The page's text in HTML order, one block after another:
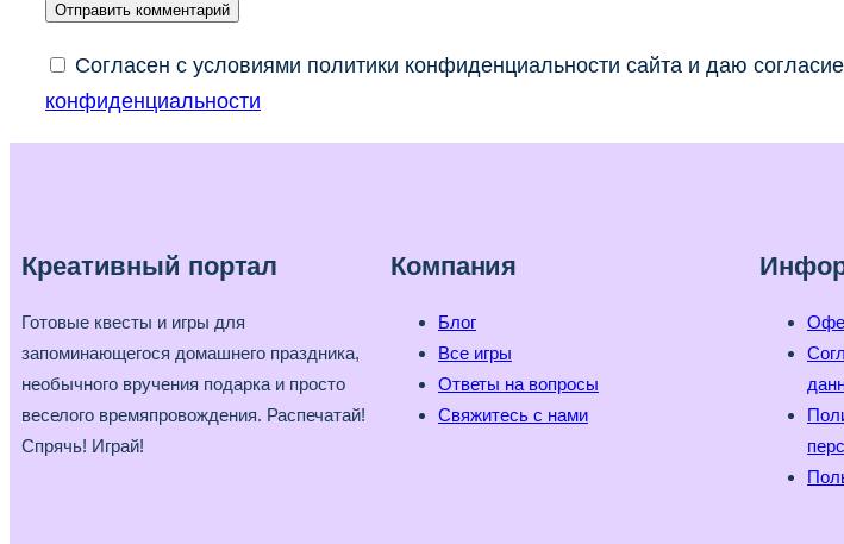
Согласен с условиями политики конфиденциальности сайта и даю
конфиденциальности
Креативный портал
Готовые квесты и игры для
запоминающегося домашнего праздника,
необычного вручения подарка и просто
веселого времяпровождения. Распечатай!
Спрячь! Играй!
Компания
Блог
Все игры
Ответы на вопросы
Свяжитесь с нами